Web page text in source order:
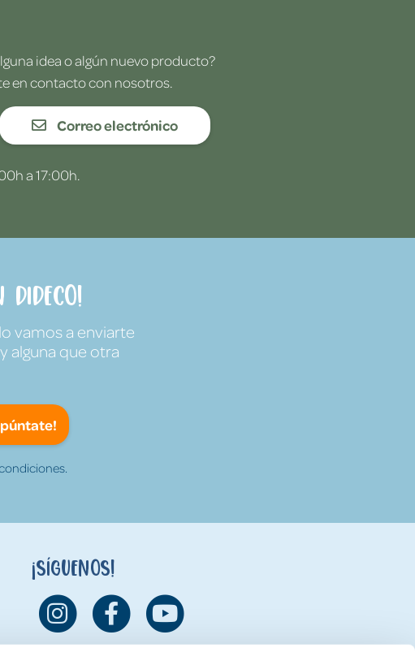
idea o algún nuevo producto?
en contacto con nosotros.
Correo electrónico
a 17:00h.
vamos a enviarte
alguna que otra
¡Síguenos!